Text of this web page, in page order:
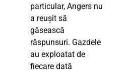
particular, Angers nu
a reușit să
găsească
răspunsuri. Gazdele
au exploatat de
fiecare dată